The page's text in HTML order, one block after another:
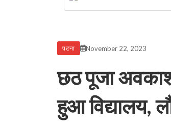
पटना November 22, 2023
छठ पूजा
हुआ विद्यालय,